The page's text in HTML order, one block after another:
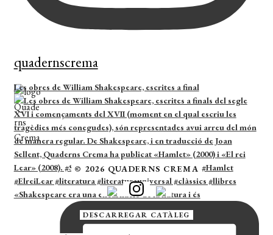
quadernscrema
Les obres de William Shakespeare, escrites a final
«Shakespeare era una encarnació de la natura i és
© 2026 QUADERNS CREMA
DESCARREGAR CATÀLEG